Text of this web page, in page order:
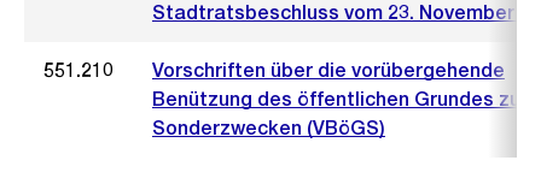
Stadtratsbeschluss vom 23. November
551.210
Vorschriften über die vorübergehende
Benützung des öffentlichen Grundes zu
Sonderzwecken (VBöGS)